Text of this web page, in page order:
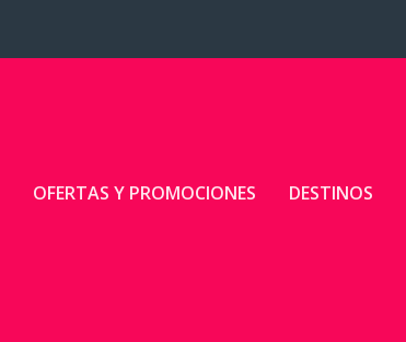
OFERTAS Y PROMOCIONES DESTINOS